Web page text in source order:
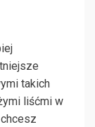
takich
liśćmi w